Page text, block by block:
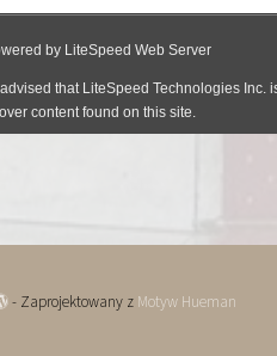
- Zaprojektowany z Motyw Hueman